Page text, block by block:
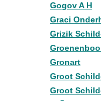
Gogov A H
Graci
Grizik
Gronart
Groot
Groot